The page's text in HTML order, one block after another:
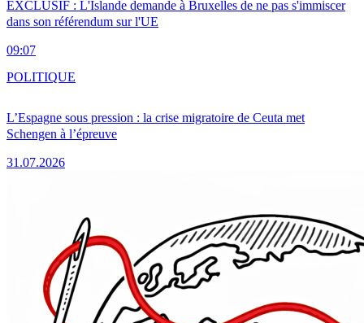
EXCLUSIF : L'Islande demande à Bruxelles de ne pas s'immiscer
dans son référendum sur l'UE
09:07
L’Espagne sous pression : la crise migratoire de Ceuta met
Schengen à l’épreuve
31.07.2026
POLITIQUE